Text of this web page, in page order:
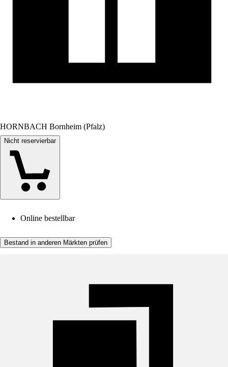
HORNBACH Bornheim (Pfalz)
Nicht reservierbar
Online bestellbar
Bestand in anderen Märkten prüfen